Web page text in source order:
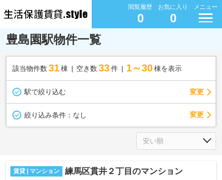
閲覧履歴
0
お気に入り
0
メニュー
豊島園駅物件一覧
該当物件数 31棟 空き数 33 件 1～30 棟を表示
駅で絞り込む 変更
絞り込み条件： なし 変更
賃貸 | マンション 練馬区貫井２丁目のマンション